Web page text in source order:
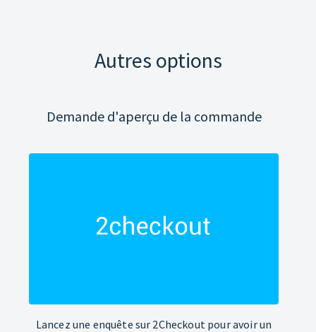
Autres options
Demande d'aperçu de la commande
Lancez une enquête sur 2Checkout pour avoir un